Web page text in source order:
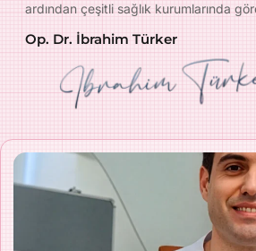
ardından çeşitli sağlık kurumlarında
Op. Dr. İbrahim Türker